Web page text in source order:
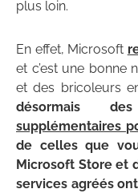
plus loin.
En effet, Microsoft
et c’est une bonne
et des bricoleurs
désormais
supplémentaires
de celles que
Microsoft Store et
services agréés